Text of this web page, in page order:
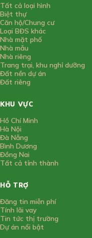
Tất cả loại hình
Biệt thự
Căn hộ/Chung cư
Loại BĐS khác
Nhà mặt phố
Nhà mẫu
Nhà riêng
Trang trại, khu nghỉ dưỡng
Đất nền dự án
Đất riêng
KHU VỰC
Hồ Chí Minh
Hà Nội
Đà Nẵng
Bình Dương
Đồng Nai
Tất cả tỉnh thành
HỖ TRỢ
Đăng tin miễn phí
Tính lãi vay
Tin tức thị trường
Dự án nổi bật